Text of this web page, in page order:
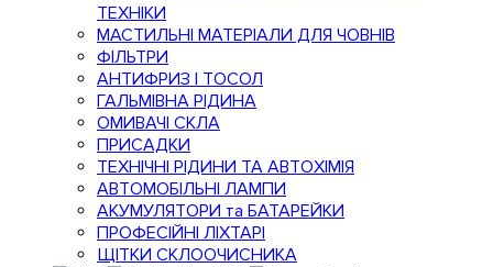
ТЕХНІКИ
МАСТИЛЬНІ МАТЕРІАЛИ ДЛЯ ЧОВНІВ
ФІЛЬТРИ
АНТИФРИЗ І ТОСОЛ
ГАЛЬМІВНА РІДИНА
ОМИВАЧІ СКЛА
ПРИСАДКИ
ТЕХНІЧНІ РІДИНИ ТА АВТОХІМІЯ
АВТОМОБІЛЬНІ ЛАМПИ
АКУМУЛЯТОРИ та БАТАРЕЙКИ
ПРОФЕСІЙНІ ЛІХТАРІ
ЩІТКИ СКЛООЧИСНИКА